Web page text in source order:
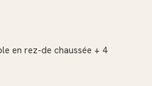
en rez-de chaussée + 4